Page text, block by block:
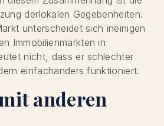
derlokalen Gegebenheiten.
unterscheidet sich ineinigen
Immobilienmärkten in
nicht, dass er schlechter
einfachanders funktioniert.
anderen